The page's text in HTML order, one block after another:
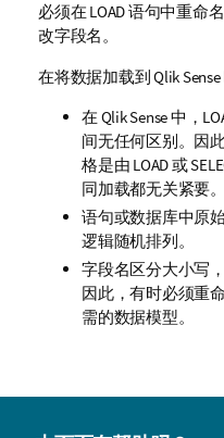
必须在 LOAD语句中重命
改字段名。
在将数据加载到Qlik Sense
在 Qlik Sense中，
间无任何区别。因
格是由 LOAD或
同加载都无关紧要。
语句或数据库中原
逻辑随机排列。
字段名区分大小写
因此，有时必须重
需的数据模型。